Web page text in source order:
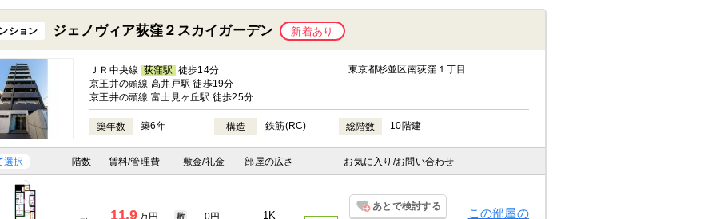
ション ジェノヴィア荻窪２スカイガーデン 新着あり
ＪＲ中央線 荻窪駅 徒歩14分
京王井の頭線 高井戸駅 徒歩19分
京王井の頭線 富士見ヶ丘駅 徒歩25分
東京都杉並区南荻窪１丁目
築年数 築6年 構造 鉄筋(RC) 総階数 10階建
選択 階数 賃料/管理費 敷金/礼金 部屋の広さ お気に入り /お問い合わせ
11.9万円 敷 0円 1K
あとで検討する この部屋の